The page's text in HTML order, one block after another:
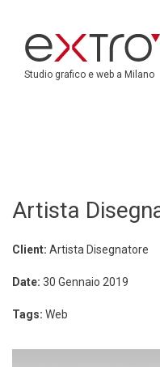
Studio grafico e web a Milano
Artista
Client: Artista Disegnatore
Date: 30 Gennaio 2019
Tags: Web